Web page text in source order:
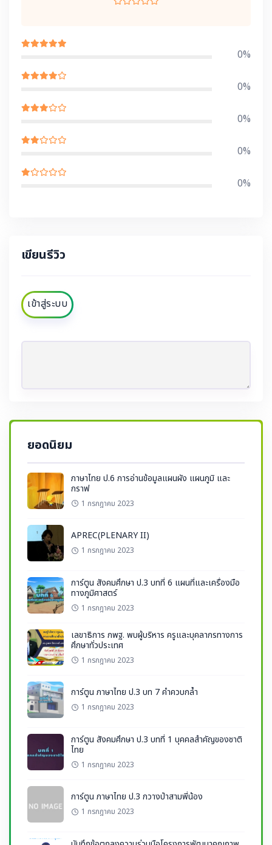
0%
0%
0%
0%
0%
เขียนรีวิว
เข้าสู่ระบบ
ยอดนิยม
ภาษาไทย ป.6 การอ่านข้อมูลแผนผัง แผนภูมิ และ
กราฟ
1 กรกฎาคม 2023
APREC(PLENARY II)
1 กรกฎาคม 2023
การ์ตูน สังคมศึกษา ป.3 บทที่ 6 แผนที่และเครื่องมือ
ทางภูมิศาสตร์
1 กรกฎาคม 2023
เลขาธิการ กพฐ. พบผู้บริหาร ครูและบุคลากรทางการ
ศึกษาทั่วประเทศ
1 กรกฎาคม 2023
การ์ตูน ภาษาไทย ป.3 บท 7 คำควบกล้ำ
1 กรกฎาคม 2023
การ์ตูน สังคมศึกษา ป.3 บทที่ 1 บุคคลสำคัญของชาติ
ไทย
1 กรกฎาคม 2023
การ์ตูน ภาษาไทย ป.3 กวางป่าสามพี่น้อง
1 กรกฎาคม 2023